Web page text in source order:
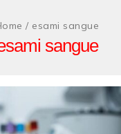
/ esami sangue
sangue